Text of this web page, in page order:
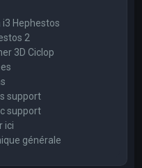
Hephestos
2
3D Ciclop
support
support
ici
générale